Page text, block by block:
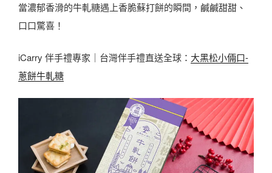
當濃郁香滑的牛軋糖遇上香脆蘇打餅的瞬間，鹹鹹甜甜、
口口驚喜！
iCarry 伴手禮專家｜台灣伴手禮直送全球： 大黑松小倆口-
蔥餅牛軋糖